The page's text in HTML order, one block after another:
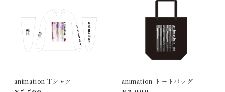
animation Tシャツ animation トートバッグ